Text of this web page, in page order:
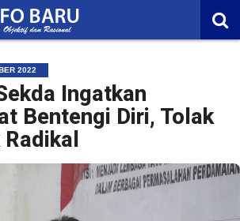
2022
Ingatkan
Bentengi Diri, Tolak